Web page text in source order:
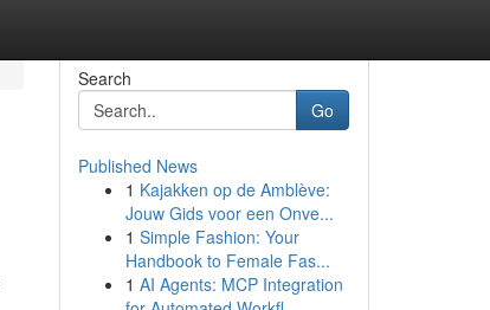
Search
Go
Published News
1 Kajakken op de Amblève:
Jouw Gids voor een Onve...
1 Simple Fashion: Your
Handbook to Female Fas...
1 AI Agents: MCP Integration